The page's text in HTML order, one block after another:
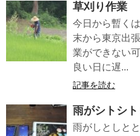
草刈り作業
今日から暫く
末から東京出
業ができない
良い日に遅...
記事を読む
雨がシトシト
雨がしとしと